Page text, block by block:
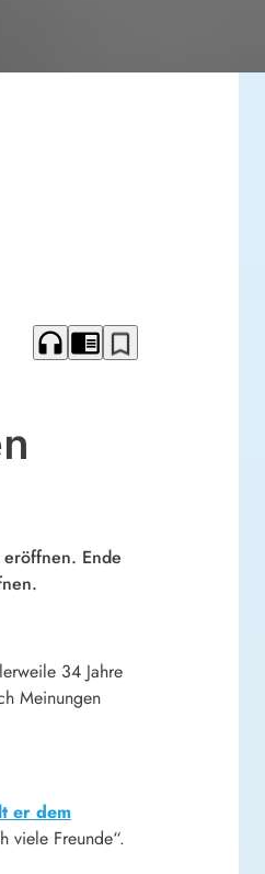
headphones chrome_reader_mode bookmark_border
Ende
34 Jahre
Meinungen
er dem
viele Freunde“.